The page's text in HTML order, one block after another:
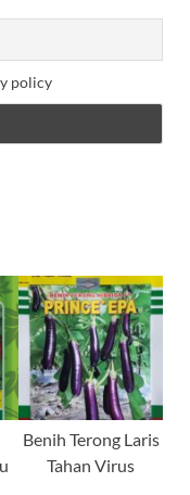
policy
Benih Terong Laris
Tahan Virus